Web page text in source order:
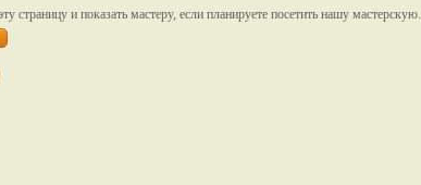
страницу и показать мастеру, если планируете посетить нашу мастерскую.